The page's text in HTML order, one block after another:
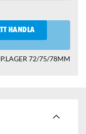
HANDLA
72/75/78MM